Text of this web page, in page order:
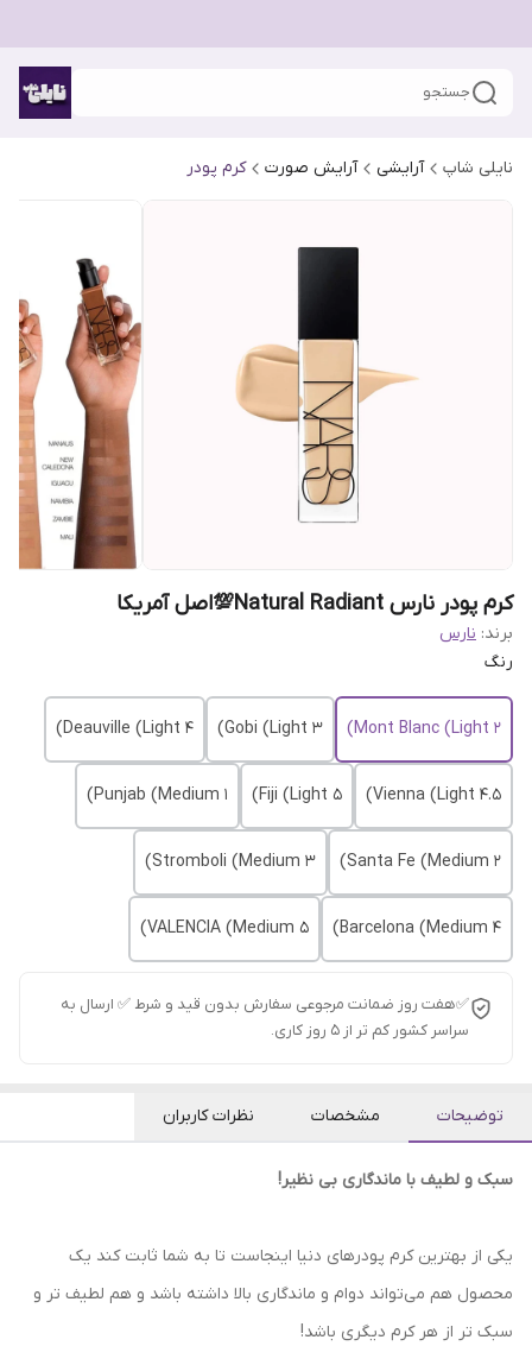
جستجو
نایلی شاپ آرایشی آرایش صورت کرم پودر
کرم پودر نارس Natural Radiant💯اصل آمریکا
برند: نارس
رنگ
Mont Blanc (Light 2)
Gobi (Light 3)
Deauville (Light 4)
Vienna (Light 4.5)
Fiji (Light 5)
Punjab (Medium 1)
Santa Fe (Medium 2)
Stromboli (Medium 3)
Barcelona (Medium 4)
VALENCIA (Medium 5)
✅هفت روز ضمانت مرجوعی سفارش بدون قید و شرط ✅ ارسال به
سراسر کشور کم تر از 5 روز کاری.
توضیحات مشخصات نظرات کاربران
سبک و لطیف با ماندگاری بی نظیر!
یکی از بهترین کرم پودرهای دنیا اینجاست تا به شما ثابت کند یک
محصول هم می‌تواند دوام و ماندگاری بالا داشته باشد و هم لطیف تر و
سبک تر از هر کرم دیگری باشد!